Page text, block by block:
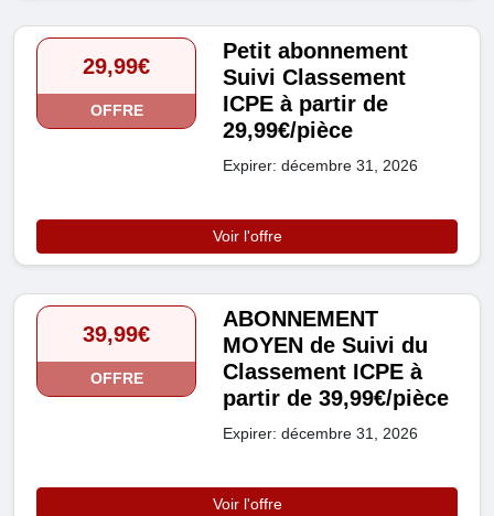
29,99€
OFFRE
Petit abonnement
Suivi Classement
ICPE à partir de
29,99€/pièce
Expirer: décembre 31, 2026
Voir l'offre
39,99€
OFFRE
ABONNEMENT
MOYEN de Suivi du
Classement ICPE à
partir de 39,99€/pièce
Expirer: décembre 31, 2026
Voir l'offre